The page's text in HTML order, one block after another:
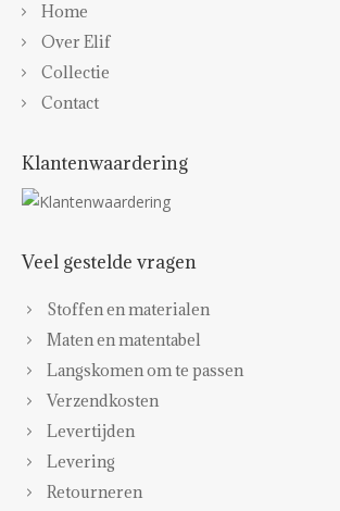
Home
Over Elif
Collectie
Contact
Klantenwaardering
Veel gestelde vragen
Stoffen en materialen
Maten en matentabel
Langskomen om te passen
Verzendkosten
Levertijden
Levering
Retourneren